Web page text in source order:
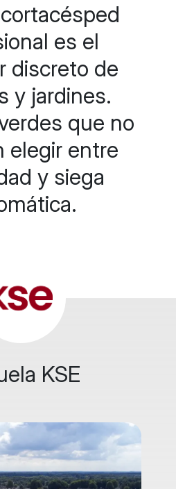
es el
discreto de
y jardines.
que no
elegir entre
y siega
KSE